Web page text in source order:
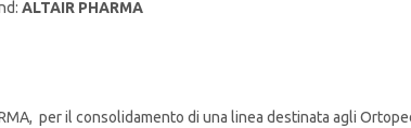
ALTAIR PHARMA
per il consolidamento di una linea destinata agli